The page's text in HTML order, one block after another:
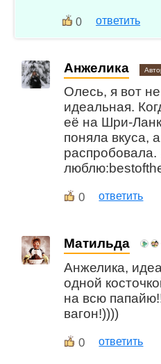
0 ответить
Анжелика
Олесь, я вот
идеальная.
её на Шри-
поняла вкуса,
0 ответить
Матильда
Анжелика,
одной
на всю
вагон!))))
0 ответить